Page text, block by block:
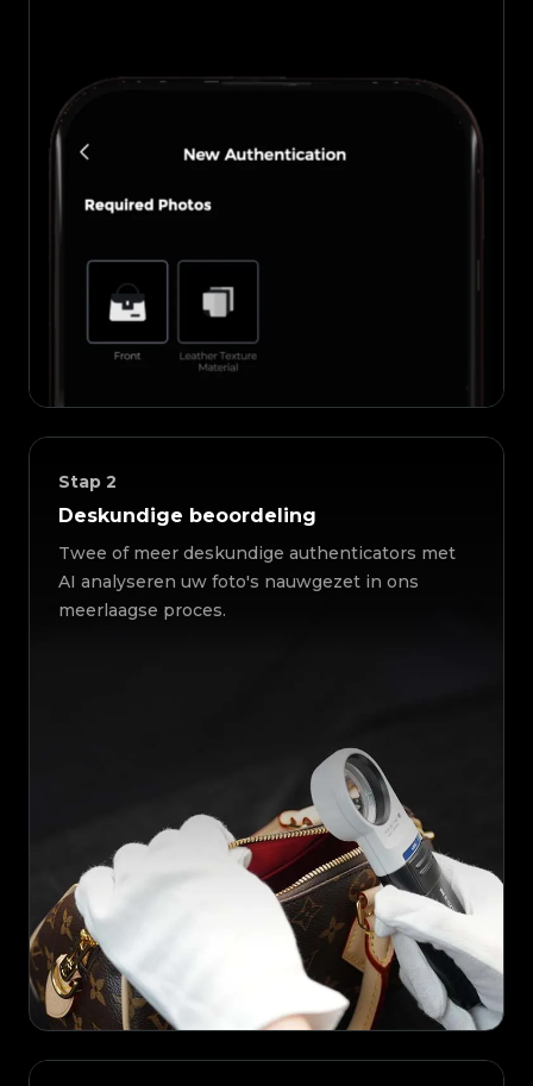
Stap 2
Deskundige beoordeling
Twee of meer deskundige authenticators met
AI analyseren uw foto's nauwgezet in ons
meerlaagse proces.